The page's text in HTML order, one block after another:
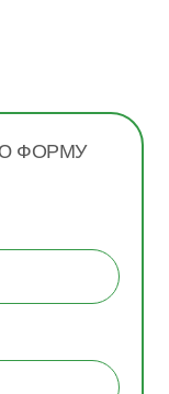
ФОРМУ